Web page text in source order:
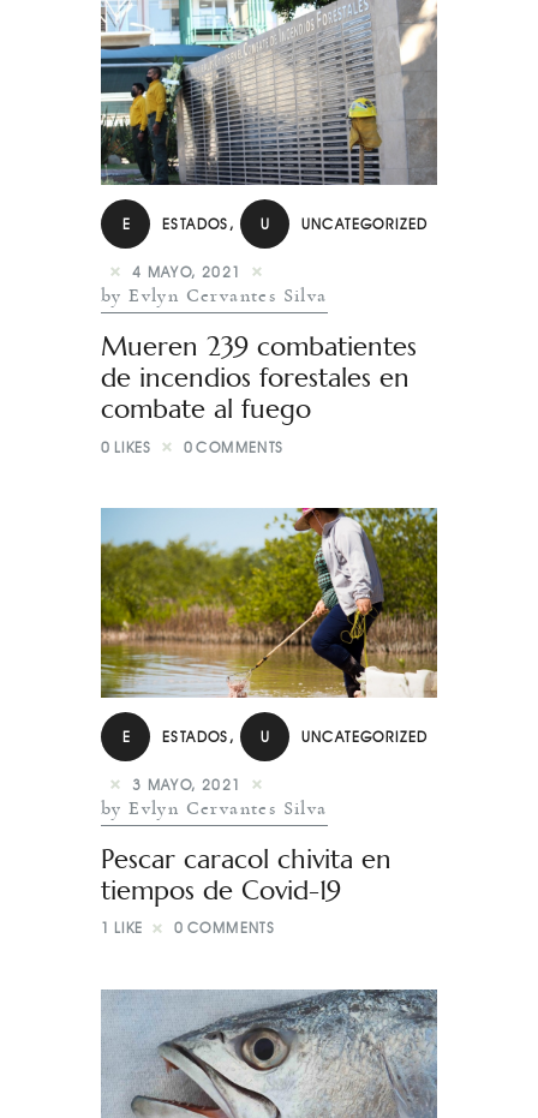
E ESTADOS , U UNCATEGORIZED
4 MAYO, 2021
by Evlyn Cervantes Silva
Mueren 239 combatientes
de incendios forestales en
combate al fuego
0 LIKES 0 COMMENTS
E ESTADOS , U UNCATEGORIZED
3 MAYO, 2021
by Evlyn Cervantes Silva
Pescar caracol chivita en
tiempos de Covid-19
1 LIKE 0 COMMENTS